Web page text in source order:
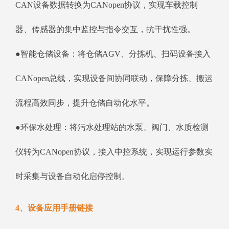
CAN设备数据转换为CANopen协议，实现车载控制
器、传感器的集中监控与指令交互，抗干扰性强。
●智能仓储设备：将仓储AGV、分拣机、扫码设备接入
CANopen总线，实现设备间协同联动，保障分拣、搬运
流程高效同步，提升仓储自动化水平。
●环保水处理：将污水处理站的水泵、阀门、水质检测
仪转为CANopen协议，接入中控系统，实现运行参数实
时采集与设备自动化启停控制。
4、设备应用手册链接